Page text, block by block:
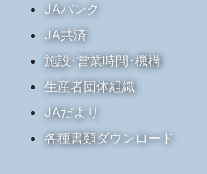
JAバンク
JA共済
施設･営業時間･機構
生産者団体組織
JAだより
各種書類ダウンロード